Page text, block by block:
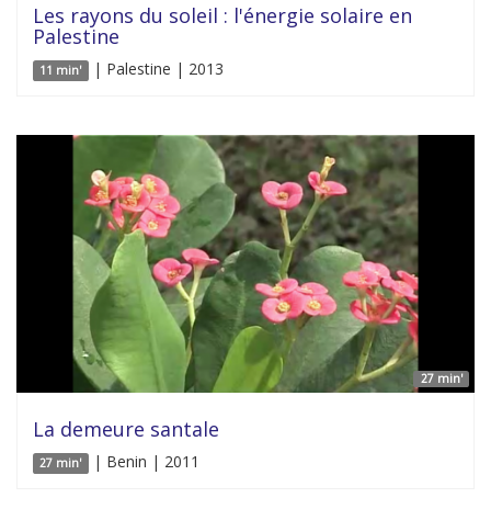
Les rayons du soleil : l'énergie solaire en
Palestine
11 min' | Palestine | 2013
27 min'
La demeure santale
27 min' | Benin | 2011